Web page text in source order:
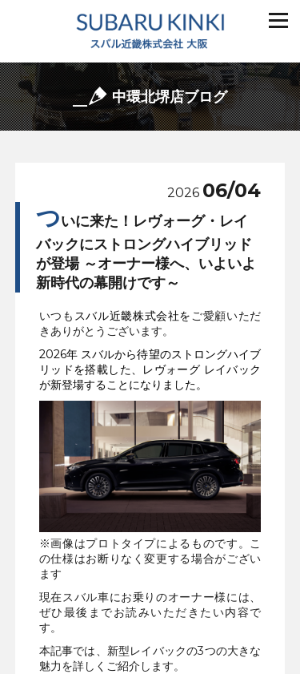
中環北堺店ブログ
2026 06/04
ついに来た！レヴォーグ・レイ
バックにストロングハイブリッド
が登場 ～オーナー様へ、いよいよ
新時代の幕開けです～
いつも スバル近畿株式会社をご愛顧いただ
きありがとうございます。
2026年 スバルから待望のストロングハイブ
リッドを搭載した、レヴォーグ レイバック
が新登場することになりました。
※画像はプロトタイプによるものです。こ
の仕様はお断りなく変更する場合がござい
ます
現在スバル車にお乗りのオーナー様には、
ぜひ最後までお読みいただきたい内容で
す。
本記事では、新型レイバックの3つの大きな
魅力を詳しくご紹介します。